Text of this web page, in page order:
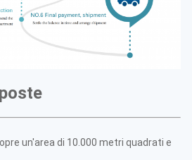
un'area di 10.000 metri quadrati e